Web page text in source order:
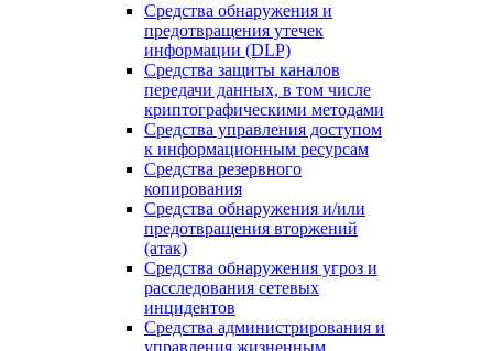
Средства обнаружения и
предотвращения утечек
информации (DLP)
Средства защиты каналов
передачи данных, в том числе
криптографическими методами
Средства управления доступом
к информационным ресурсам
Средства резервного
копирования
Средства обнаружения и/или
предотвращения вторжений
(атак)
Средства обнаружения угроз и
расследования сетевых
инцидентов
Средства администрирования и
управления жизненным